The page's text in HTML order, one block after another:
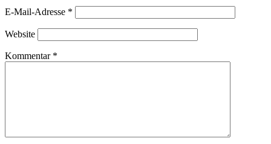
E-Mail-Adresse *
Website
Kommentar *